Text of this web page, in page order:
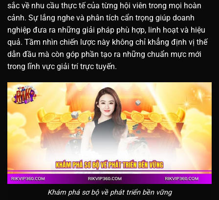
sắc về nhu cầu thực tế của từng hội viên trong mọi hoàn
cảnh. Sự lắng nghe và phân tích cẩn trọng giúp doanh
nghiệp đưa ra những giải pháp phù hợp, linh hoạt và hiệu
quả. Tầm nhìn chiến lược này không chỉ khẳng định vị thế
dẫn đầu mà còn góp phần tạo ra những chuẩn mực mới
trong lĩnh vực giải trí trực tuyến.
Khám phá sơ bộ về phát triển bền vững